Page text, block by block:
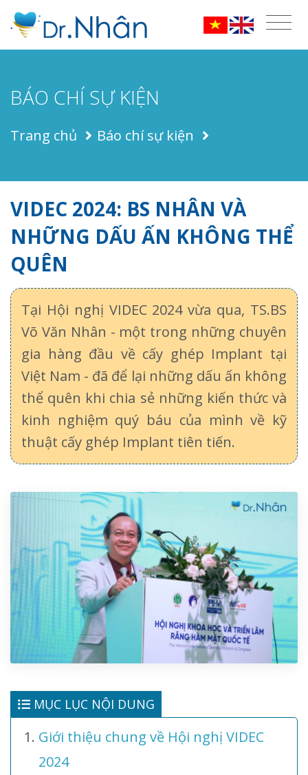
BÁO CHÍ SỰ KIỆN
Trang chủ Báo chí sự kiện
VIDEC 2024: BS NHÂN VÀ
NHỮNG DẤU ẤN KHÔNG THỂ
QUÊN
Tại Hội nghị VIDEC 2024 vừa qua, TS.BS
Võ Văn Nhân - một trong những chuyên
gia hàng đầu về cấy ghép Implant tại
Việt Nam - đã để lại những dấu ấn không
thể quên khi chia sẻ những kiến thức và
kinh nghiệm quý báu của mình về kỹ
thuật cấy ghép Implant tiên tiến.
MỤC LỤC NỘI DUNG
Giới thiệu chung về Hội nghị VIDEC
2024